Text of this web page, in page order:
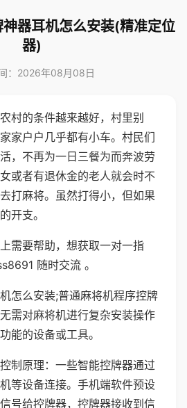
器耳机怎么安装(精准定位
器)
：2026年08月08日
村的条件越来越好，村里别
家户户几乎都有小车。村民们
，不再为一日三餐为而奔波劳
或者有退休金的老人就会时不
打麻将。虽然打得小，但如果
开支。
需要帮助，想获取一对一指
随时交流 。
怎么安装;普通麻将机程序控牌
需对麻将机进行复杂安装操作
能的设备或工具。
制原理：一些智能控牌器通过
等设备连接。手机端软件预设
号给控牌器，控牌器接收到信